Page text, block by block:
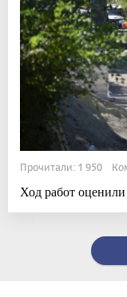
Прочитали: 1 950
Ход работ